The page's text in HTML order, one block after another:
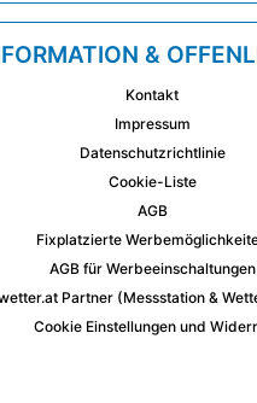
&
Kontakt
Impressum
Datenschutzrichtlinie
Cookie-Liste
AGB
Fixplatzierte
AGB für Werbeeinschaltungen
Partner (Messstation &
Cookie Einstellungen und